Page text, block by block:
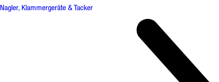
Nagler, Klammergeräte & Tacker